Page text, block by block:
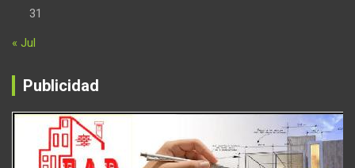
31
« Jul
Publicidad